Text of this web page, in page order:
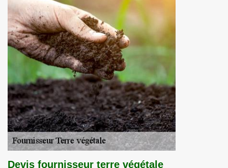
Devis fournisseur terre végétale